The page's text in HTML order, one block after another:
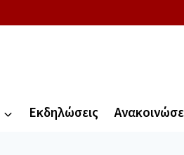
Εκδηλώσεις